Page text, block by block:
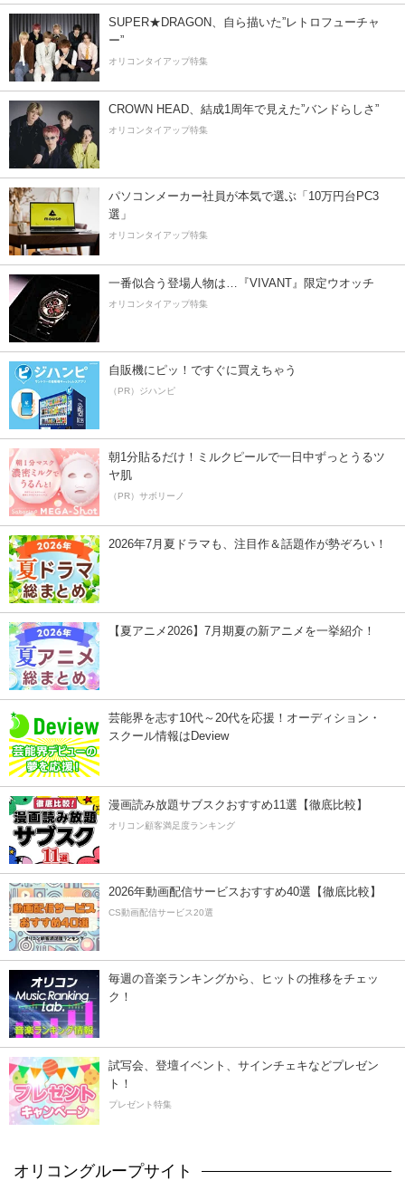
SUPER★DRAGON、自ら描いた”レトロフューチャ
ー”
オリコンタイアップ特集
CROWN HEAD、結成1周年で見えた”バンドらしさ”
オリコンタイアップ特集
パソコンメーカー社員が本気で選ぶ「10万円台PC3
選」
オリコンタイアップ特集
一番似合う登場人物は…『VIVANT』限定ウオッチ
オリコンタイアップ特集
自販機にピッ！ですぐに買えちゃう
（PR）ジハンピ
朝1分貼るだけ！ミルクピールで一日中ずっとうるツ
ヤ肌
（PR）サボリーノ
2026年7月夏ドラマも、注目作＆話題作が勢ぞろい！
【夏アニメ2026】7月期夏の新アニメを一挙紹介！
芸能界を志す10代～20代を応援！オーディション・
スクール情報はDeview
漫画読み放題サブスクおすすめ11選【徹底比較】
オリコン顧客満足度ランキング
2026年動画配信サービスおすすめ40選【徹底比較】
CS動画配信サービス20選
毎週の音楽ランキングから、ヒットの推移をチェッ
ク！
試写会、登壇イベント、サインチェキなどプレゼン
ト！
プレゼント特集
オリコングループサイト